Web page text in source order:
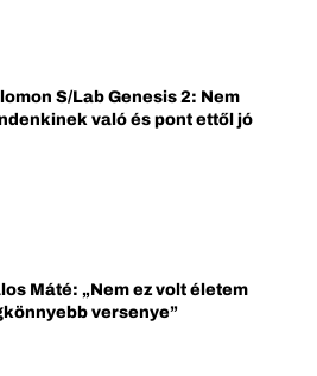
S/Lab Genesis 2: Nem
való és pont ettől jó
Máté: „Nem ez volt életem
versenye”